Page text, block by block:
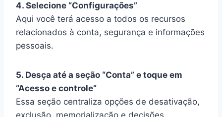
4. Selecione “Configurações”
Aqui você terá acesso a todos os recursos
relacionados à conta, segurança e informações
pessoais.
5. Desça até a seção “Conta” e toque em
“Acesso e controle”
Essa seção centraliza opções de desativação,